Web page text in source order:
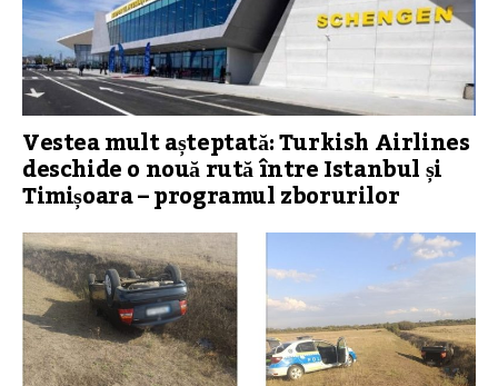
Vestea mult așteptată: Turkish Airlines
deschide o nouă rută între Istanbul și
Timișoara – programul zborurilor